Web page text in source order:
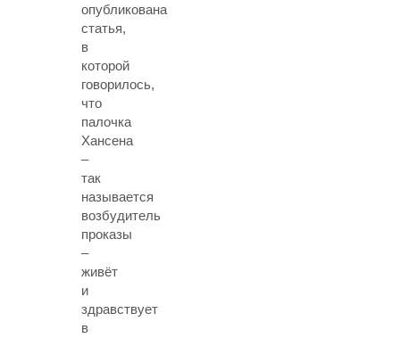
опубликована
статья,
в
которой
говорилось,
что
палочка
Хансена
–
так
называется
возбудитель
проказы
–
живёт
и
здравствует
в